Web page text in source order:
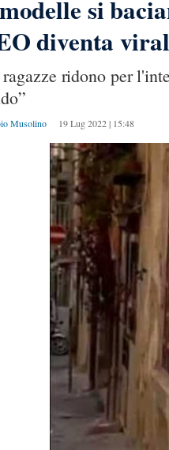
si
diventa
ridono per
Musolino 19 Lug 2022 | 15:48